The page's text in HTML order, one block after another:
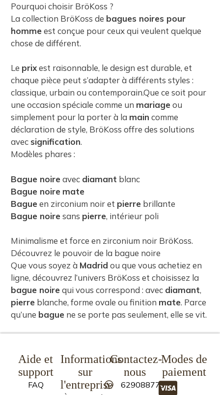
Pourquoi choisir BröKoss ?
La collection BröKoss de bagues noires pour
hommeest conçue pour ceux qui veulent quelque
chose de différent.
Le prixest raisonnable, le design est durable, et
chaque pièce peut s’adapter à différents styles :
classique, urbain ou contemporain.Que ce soit pour
une occasion spéciale comme un mariageou
simplement pour la porter à la main comme
déclaration de style, BröKoss offre des solutions
avec signification.
Modèles phares :
Bague noireavec diamant blanc
Bague noire mate
Bagueen zirconium noir et pierre brillante
Bague noiresans pierre, intérieur poli
Minimalisme et force en zirconium noir BröKoss.
Découvrez le pouvoir de la bague noire
Que vous soyez à Madrid ou que vous achetiez en
ligne, découvrez l’univers BröKoss et choisissez la
bague noirequi vous correspond : avec diamant,
pierre blanche, forme ovale ou finition mate. Parce
qu’une bague ne se porte pas seulement, elle se vit.
Aide et
support
FAQ
Informations
sur
l'entreprise
Contactez-
nous
629088773
Modes de
paiement